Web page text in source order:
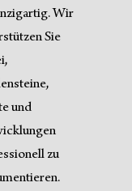
Wir
Sie
und
zu